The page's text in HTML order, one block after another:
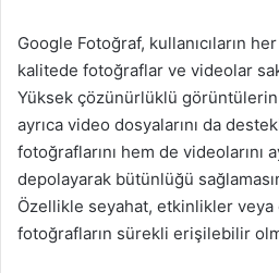
Google Fotoğraf, kullanıcıların
kalitede fotoğraflar ve videolar
Yüksek çözünürlüklü görüntülerin
ayrıca video dosyalarını da
fotoğraflarını hem de videolarını
depolayarak bütünlüğü
Özellikle seyahat, etkinlikler
fotoğrafların sürekli erişilebilir